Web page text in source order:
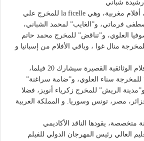
رشيدة شباني
وضمن الافلام المشاركة، أفلام مغربية، وهي la ficelle للمخرج علي
فرماتي، و”الغايب” لمحمد الشباني،
العلوي، و”تناقض” للمخرج محمد حاتم
منال غوا ، وباقي الأفلام من إسبانيا و
على مستوى مسابقة الأفلام الوثائقية القصيرة سيشارك 20 فيلما،
للمخرجة سناء العلوي، و”ضامة سراغنة”
الريش” للمخرج زكرياء أنويز، فضلا
مصر، تونس وسوريا. و المملكة العربية
متخصصة، يقودها الناقد الأكاديمي
العالي رئيس المهرجان الدولي للفيلم